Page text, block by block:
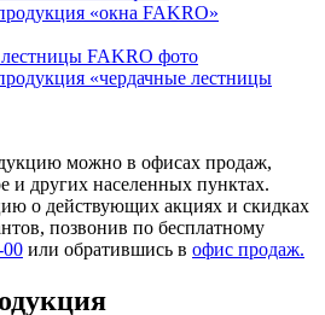
«окна FAKRO»
«чердачные лестницы
можно в офисах продаж,
и других населенных пунктах.
о действующих акциях и скидках
позвонив по бесплатному
00 или обратившись в офис продаж.